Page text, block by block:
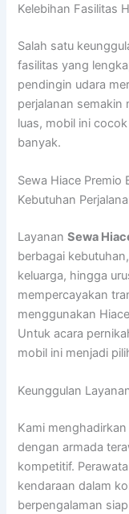
Kelebihan Fasilitas
Salah satu
fasilitas yang
pendingin udara
perjalanan semakin
luas, mobil ini
banyak.
Sewa Hiace Premio
Kebutuhan
LayananSewa
berbagai
keluarga, hingga
mempercayakan
menggunakan
Untuk acara
mobil ini menjadi
Keunggulan
Kami
dengan armada
kompetitif.
kendaraan dalam
berpengalaman